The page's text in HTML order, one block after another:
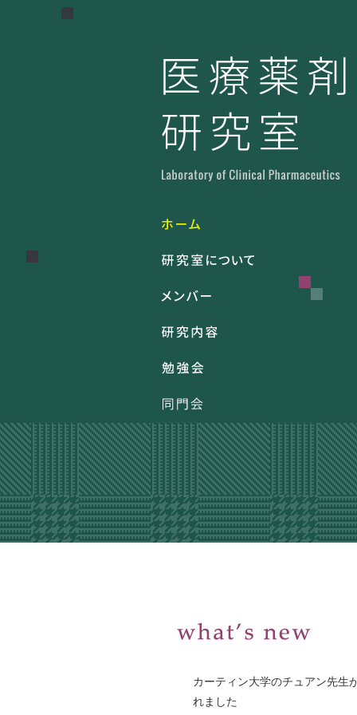
カーティン大学のチュアン先生
れました